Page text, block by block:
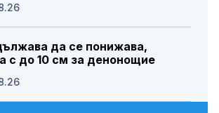
да се понижава,
с до 10 см за денонощие